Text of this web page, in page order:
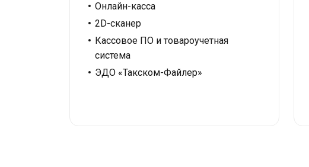
Онлайн-касса
2D-сканер
Кассовое ПО и товароучетная
система
ЭДО «Такском-Файлер»